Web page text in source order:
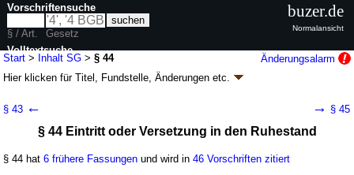
Start > Inhalt SG >§ 44
Änderungsalarm
Hier klicken fürTitel, Fundstelle, Änderungen etc.
Artikel 5G. v. 09.01.2026BGBl. 2026 I Nr. 7
45 weitere Fassungen | wird in 497 Vorschriften zitiert
§ 43 ← → § 45
§ 44 Eintritt oder Versetzung in den Ruhestand
§ 44 hat6 frühere Fassungen und wird in46 Vorschriften zitiert
Vorschriftensuche
§ / Art.
Gesetz
Volltextsuche
nur in SG
buzer.de
Normalansicht